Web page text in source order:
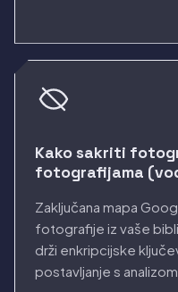
Kako sakriti
fotografijama
Zaključana mapa
fotografije iz vaše
drži enkripcijske
postavljanje s